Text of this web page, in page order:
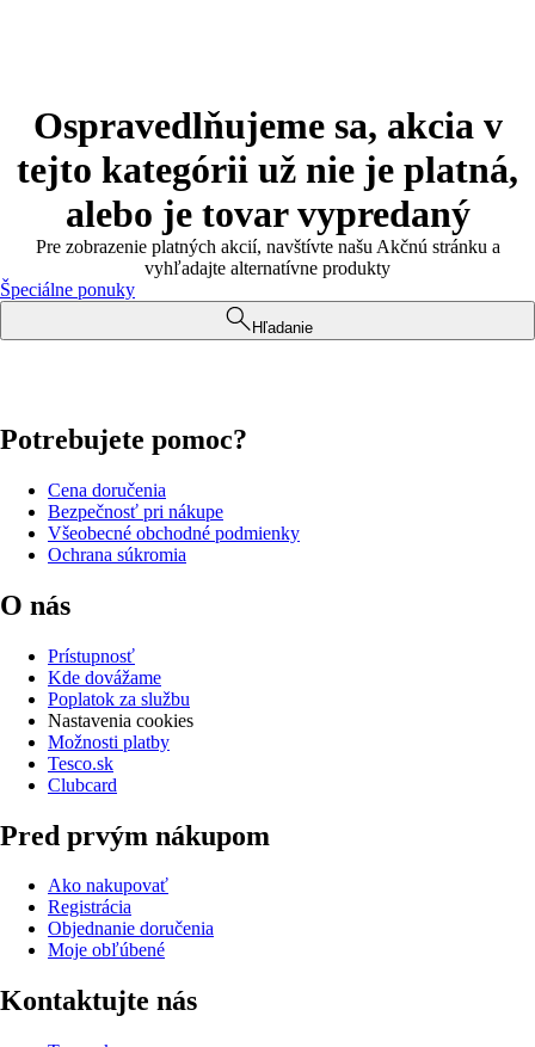
Ospravedlňujeme sa, akcia v
tejto kategórii už nie je platná,
alebo je tovar vypredaný
Pre zobrazenie platných akcií, navštívte našu Akčnú stránku a
vyhľadajte alternatívne produkty
Špeciálne ponuky
Hľadanie
Potrebujete pomoc?
Cena doručenia
Bezpečnosť pri nákupe
Všeobecné obchodné podmienky
Ochrana súkromia
O nás
Prístupnosť
Kde dovážame
Poplatok za službu
Nastavenia cookies
Možnosti platby
Tesco.sk
Clubcard
Pred prvým nákupom
Ako nakupovať
Registrácia
Objednanie doručenia
Moje obľúbené
Kontaktujte nás